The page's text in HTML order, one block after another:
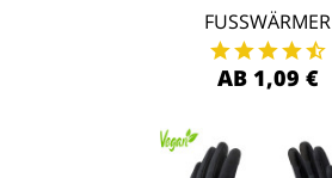
FUSSWÄRMER
AB 1,09 €